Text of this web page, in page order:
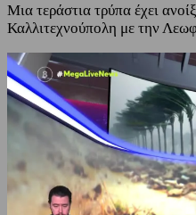
Μια τεράστια τρύπα έχει
Καλλιτεχνούπολη με την